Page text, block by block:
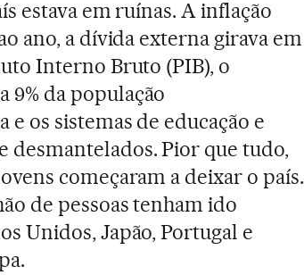
estava em ruínas. A inflação
ano, a dívida externa girava em
Interno Bruto (PIB), o
9% da população
os sistemas de educação e
desmantelados. Pior que tudo,
começaram a deixar o país.
de pessoas tenham ido
Unidos, Japão, Portugal e